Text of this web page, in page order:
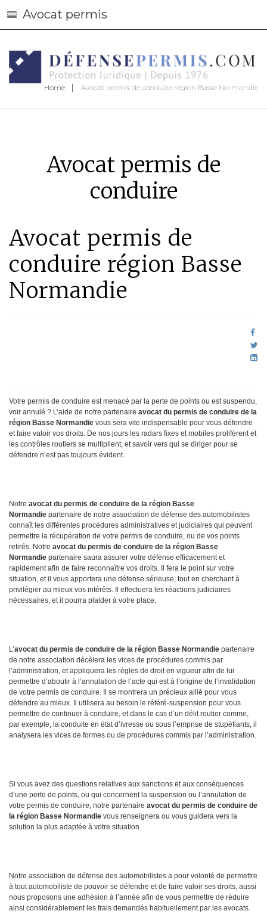
Avocat permis
Home Avocat permis de conduire région Basse Normandie
Avocat permis de
conduire
Avocat permis de
conduire région Basse
Normandie
Votre permis de conduire est menacé par la perte de points ou est suspendu,
voir annulé ? L’aide de notre partenaire avocat du permis de conduire de la
région Basse Normandie vous sera vite indispensable pour vous défendre
et faire valoir vos droits. De nos jours les radars fixes et mobiles prolifèrent et
les contrôles routiers se multiplient, et savoir vers qui se diriger pour se
défendre n’est pas toujours évident.
Notre avocat du permis de conduire de la région Basse
Normandie partenaire de notre association de défense des automobilistes
connaît les différentes procédures administratives et judiciaires qui peuvent
permettre la récupération de votre permis de conduire, ou de vos points
retirés. Notre avocat du permis de conduire de la région Basse
Normandie partenaire saura assurer votre défense efficacement et
rapidement afin de faire reconnaître vos droits. Il fera le point sur votre
situation, et il vous apportera une défense sérieuse, tout en cherchant à
privilégier au mieux vos intérêts. Il effectuera les réactions judiciaires
nécessaires, et il pourra plaider à votre place.
L’avocat du permis de conduire de la région Basse Normandie partenaire
de notre association décèlera les vices de procédures commis par
l’administration, et appliquera les règles de droit en vigueur afin de lui
permettre d’aboutir à l’annulation de l’acte qui est à l’origine de l’invalidation
de votre permis de conduire. Il se montrera un précieux allié pour vous
défendre au mieux. Il utilisera au besoin le référé-suspension pour vous
permettre de continuer à conduire, et dans le cas d’un délit routier comme,
par exemple, la conduite en état d’ivresse ou sous l’emprise de stupéfiants, il
analysera les vices de formes ou de procédures commis par l’administration.
Si vous avez des questions relatives aux sanctions et aux conséquences
d’une perte de points, ou qui concernent la suspension ou l’annulation de
votre permis de conduire, notre partenaire avocat du permis de conduire de
la région Basse Normandie vous renseignera ou vous guidera vers la
solution la plus adaptée à votre situation.
Notre association de défense des automobilistes a pour volonté de permettre
à tout automobiliste de pouvoir se défendre et de faire valoir ses droits, aussi
nous proposons une adhésion à l’année afin de vous permettre de réduire
ainsi considérablement les frais demandés habituellement par les avocats.